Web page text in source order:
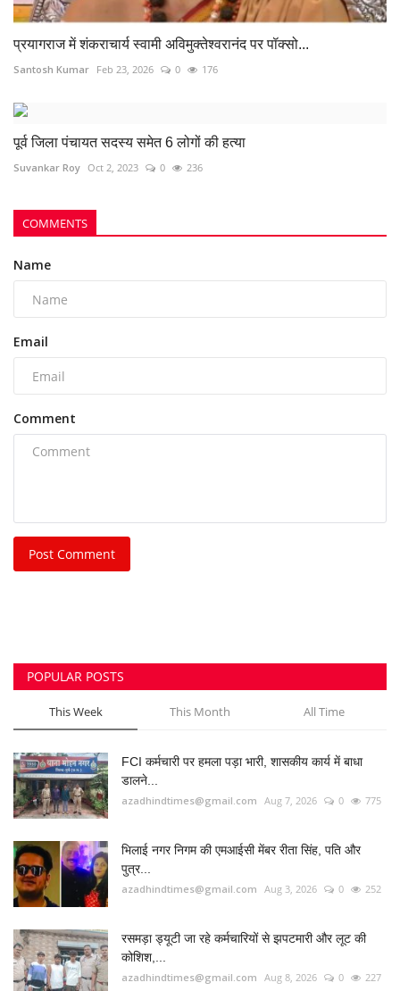
प्रयागराज में शंकराचार्य स्वामी अविमुक्तेश्वरानंद पर पॉक्सो...
Santosh Kumar Feb 23, 2026 0 176
पूर्व जिला पंचायत सदस्य समेत 6 लोगों की हत्या
Suvankar Roy Oct 2, 2023 0 236
COMMENTS
Name
Email
Comment
Post Comment
POPULAR POSTS
This Week This Month All Time
FCI कर्मचारी पर हमला पड़ा भारी, शासकीय कार्य में बाधा
डालने...
azadhindtimes@gmail.com Aug 7, 2026 0 775
भिलाई नगर निगम की एमआईसी मेंबर रीता सिंह, पति और
पुत्र...
azadhindtimes@gmail.com Aug 3, 2026 0 252
रसमड़ा ड्यूटी जा रहे कर्मचारियों से झपटमारी और लूट की
कोशिश,...
azadhindtimes@gmail.com Aug 8, 2026 0 227